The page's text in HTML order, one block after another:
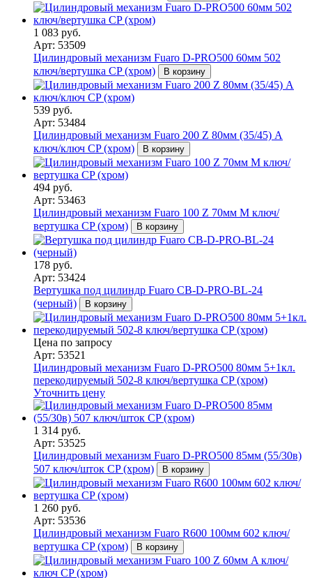
1 083 руб.
Арт: 53509
Цилиндровый механизм Fuaro D-PRO500 60мм 502
ключ/вертушка CP (хром)
В корзину
539 руб.
Арт: 53484
Цилиндровый механизм Fuaro 200 Z 80мм (35/45) A
ключ/ключ CP (хром)
В корзину
494 руб.
Арт: 53463
Цилиндровый механизм Fuaro 100 Z 70мм М ключ/
вертушка CP (хром)
В корзину
178 руб.
Арт: 53424
Вертушка под цилиндр Fuaro CB-D-PRO-BL-24
(черный)
В корзину
Цена по запросу
Арт: 53521
Цилиндровый механизм Fuaro D-PRO500 80мм 5+1кл.
перекодируемый 502-8 ключ/вертушка CP (хром)
Уточнить цену
1 314 руб.
Арт: 53525
Цилиндровый механизм Fuaro D-PRO500 85мм (55/30в)
507 ключ/шток CP (хром)
В корзину
1 260 руб.
Арт: 53536
Цилиндровый механизм Fuaro R600 100мм 602 ключ/
вертушка CP (хром)
В корзину